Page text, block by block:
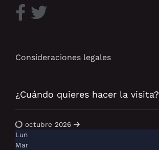
Consideraciones legales
¿Cuándo quieres hacer la visita?
octubre 2026
Lun
Mar